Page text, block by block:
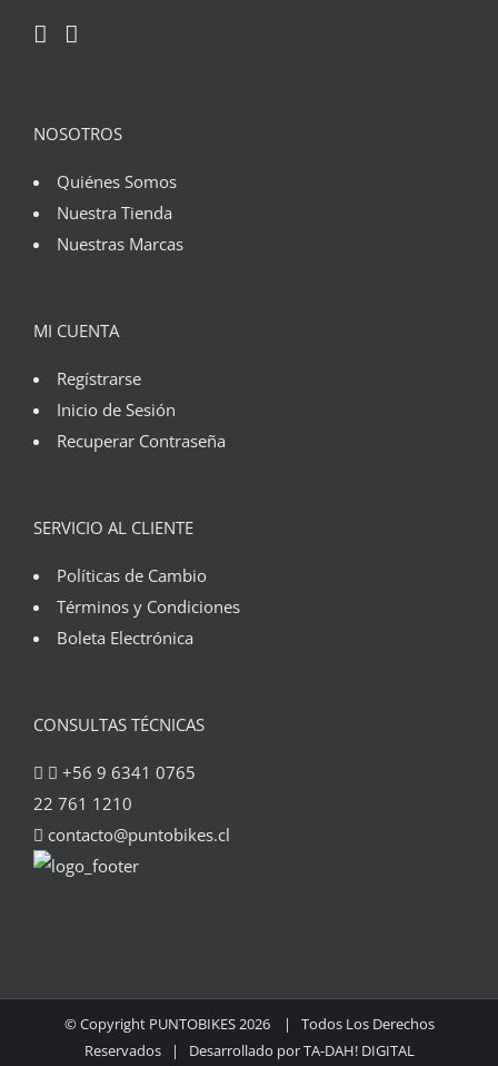
NOSOTROS
Quiénes Somos
Nuestra Tienda
Nuestras Marcas
MI CUENTA
Regístrarse
Inicio de Sesión
Recuperar Contraseña
SERVICIO AL CLIENTE
Políticas de Cambio
Términos y Condiciones
Boleta Electrónica
CONSULTAS TÉCNICAS
+56 9 6341 0765
22 761 1210
contacto@puntobikes.cl
© Copyright PUNTOBIKES2026 | Todos Los Derechos
Reservados | Desarrollado porTA-DAH! DIGITAL